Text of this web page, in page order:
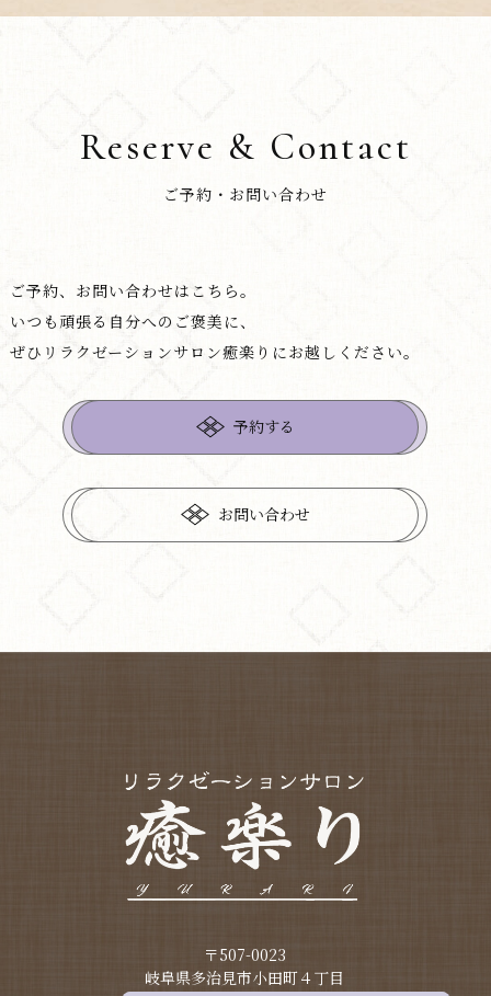
Reserve & Contact
ご予約・お問い合わせ
ご予約、お問い合わせはこちら。
いつも頑張る自分へのご褒美に、
ぜひリラクゼーションサロン癒楽りにお越しください。
予約する
お問い合わせ
〒507-0023
​​​​​​​岐阜県多治見市小田町４丁目